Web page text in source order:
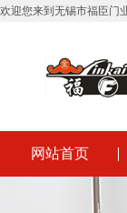
欢迎您来到无锡市福臣门
网站首页